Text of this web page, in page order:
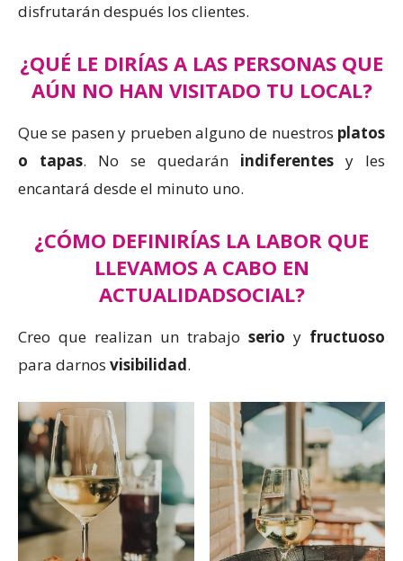
disfrutarán después los clientes.
¿QUÉ LE DIRÍAS A LAS PERSONAS QUE
AÚN NO HAN VISITADO TU LOCAL?
Que se pasen y prueben alguno de nuestros platos
o tapas. No se quedarán indiferentes y les
encantará desde el minuto uno.
¿CÓMO DEFINIRÍAS LA LABOR QUE
LLEVAMOS A CABO EN
ACTUALIDADSOCIAL?
Creo que realizan un trabajo serio y fructuoso
para darnos visibilidad.